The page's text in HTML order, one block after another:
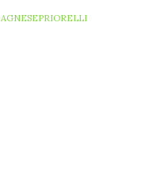
AGNESEPRIORELLI